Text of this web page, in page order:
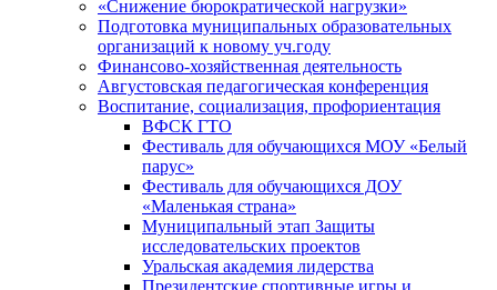
«Снижение бюрократической нагрузки»
Подготовка муниципальных образовательных
организаций к новому уч.году
Финансово-хозяйственная деятельность
Августовская педагогическая конференция
Воспитание, социализация, профориентация
ВФСК ГТО
Фестиваль для обучающихся МОУ «Белый
парус»
Фестиваль для обучающихся ДОУ
«Маленькая страна»
Муниципальный этап Защиты
исследовательских проектов
Уральская академия лидерства